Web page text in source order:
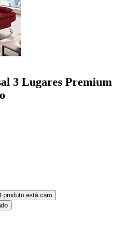
3 Lugares Premium
produto está caro